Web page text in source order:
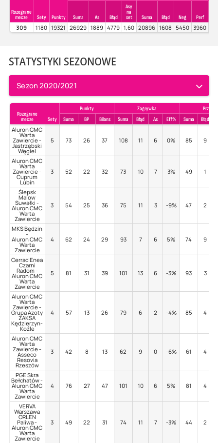
Rozegrane
mecze
Sety Punkty Suma As Błąd
Asy
na
set
Suma Błąd Neg Perf
309 1180 19321 26929 1889 4779 1,60 20896 1608 5450 3960
STATYSTYKI SEZONOWE
Sezon 2020/2021
Rozegrane
mecze
Sety
Punkty Zagrywka
Suma
BP Bilans Suma Błąd As Eff% Suma Błąd
Aluron CMC
Warta
Zawiercie -
Jastrzębski
Węgiel
5 73 26 37 108 11 6 0% 85 9
Aluron CMC
Warta
Zawiercie -
Cuprum
Lubin
3 52 22 32 73 10 7 3% 49 1
Ślepsk
Malow
Suwałki -
Aluron CMC
Warta
Zawiercie
3 54 25 36 75 11 3 -9% 47 2
MKS Będzin
-
Aluron CMC
Warta
Zawiercie
4 62 24 29 93 7 6 5% 74 9
Cerrad Enea
Czarni
Radom -
Aluron CMC
Warta
Zawiercie
5 81 31 39 101 13 6 -3% 93 3
Aluron CMC
Warta
Zawiercie -
Grupa Azoty
ZAKSA
Kędzierzyn-
Koźle
4 57 13 26 79 6 2 -4% 85 4
Aluron CMC
Warta
Zawiercie -
Asseco
Resovia
Rzeszów
3 42 8 13 62 9 0 -6% 61 4
PGE Skra
Bełchatów -
Aluron CMC
Warta
Zawiercie
4 76 27 47 101 10 6 5% 81 4
VERVA
Warszawa
ORLEN
Paliwa -
Aluron CMC
Warta
Zawiercie
3 49 22 31 74 11 7 -3% 44 2